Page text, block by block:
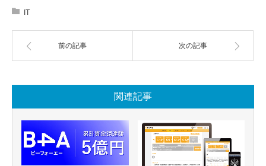
IT
前の記事 次の記事
関連記事